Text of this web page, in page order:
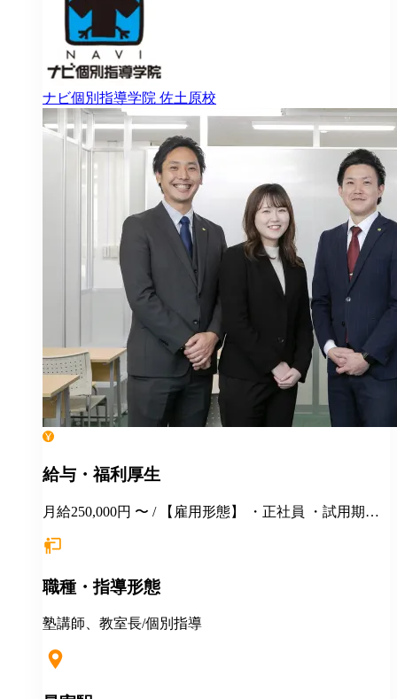
ナビ個別指導学院 佐土原校
給与・福利厚生
月給250,000円 〜 / 【雇用形態】 ・正社員 ・試用期間6
経験・年齢等を考慮し、決定いたします。面接時にぜ
400万円（賞与、各種手当込み） ※上記は固定残業代
は、給与規定に基づき計算。 ※固定残業代は残業がな
室長の給与平均：月給33.1万円（2025年実績） ◆賞与
職種・指導形態
塾講師、教室長/個別指導